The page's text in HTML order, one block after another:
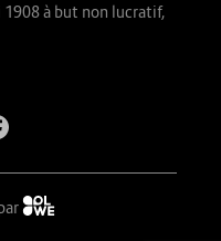
1908 à but non lucratif,